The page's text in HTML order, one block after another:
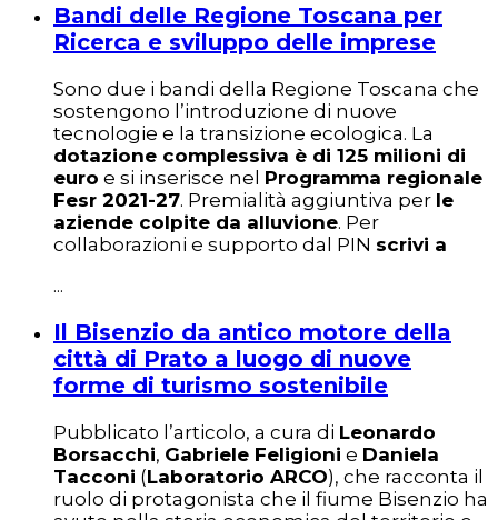
Bandi delle Regione Toscana per
Ricerca e sviluppo delle imprese
Sono due i bandi della Regione Toscana che
sostengono l’introduzione di nuove
tecnologie e la transizione ecologica. La
dotazione complessiva è di 125 milioni di
euro e si inserisce nel Programma regionale
Fesr 2021-27. Premialità aggiuntiva per le
aziende colpite da alluvione. Per
collaborazioni e supporto dal PIN scrivi a
...
Il Bisenzio da antico motore della
città di Prato a luogo di nuove
forme di turismo sostenibile
Pubblicato l’articolo, a cura di Leonardo
Borsacchi, Gabriele Feligioni e Daniela
Tacconi (Laboratorio ARCO), che racconta il
ruolo di protagonista che il fiume Bisenzio ha